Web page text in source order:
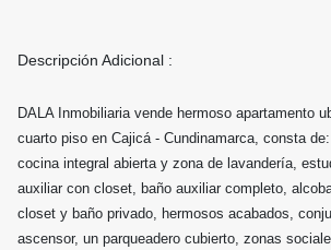
Descripción Adicional :
DALA Inmobiliaria vende hermoso apartamento
cuarto piso en Cajicá - Cundinamarca, consta
cocina integral abierta y zona de lavandería,
auxiliar con closet, baño auxiliar completo,
closet y baño privado, hermosos acabados,
ascensor, un parqueadero cubierto, zonas